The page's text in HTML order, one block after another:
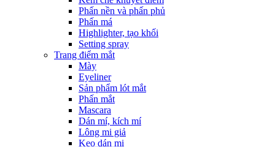
Phấn nền và phấn phủ
Phấn má
Highlighter, tạo khối
Setting spray
Trang điểm mắt
Mày
Eyeliner
Sản phẩm lót mắt
Phấn mắt
Mascara
Dán mí, kích mí
Lông mi giả
Keo dán mi